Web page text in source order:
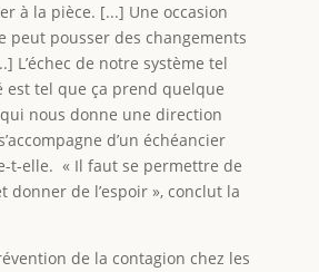
à la pièce. [...] Une occasion
peut pousser des changements
L’échec de notre système tel
est tel que ça prend quelque
nous donne une direction
d’un échéancier
t-elle. « Il faut se permettre de
donner de l’espoir », conclut la
de la contagion chez les